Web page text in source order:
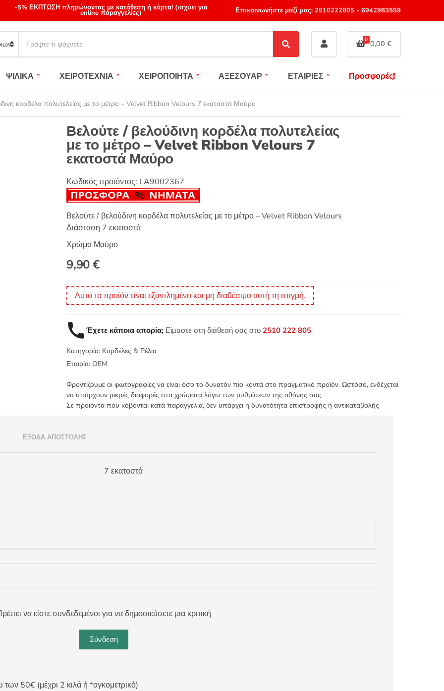
-5% ΕΚΠΤΩΣΗ πληρώνοντας με κατάθεση ή κάρτα! (ισχύει για
online παραγγελίες) Επικοινωνήστε μαζί μας: 2510222805- 6942983559
a
c
h
p
S
e
c
0 0,00 €
ΨΙΛΙΚΑ ΧΕΙΡΟΤΕΧΝΙΑ ΧΕΙΡΟΠΟΙΗΤΑ ΑΞΕΣΟΥΑΡ ΕΤΑΙΡΙΕΣ Προσφορές!
κορδέλα πολυτελείας με το μέτρο – Velvet Ribbon Velours 7 εκατοστά Μαύρο
Βελούτε / βελούδινη κορδέλα πολυτελείας
με το μέτρο – Velvet Ribbon Velours 7
εκατοστά Μαύρο
Κωδικός προϊόντος: LA9002367
Βελούτε / βελούδινη κορδέλα πολυτελείας με το μέτρο – Velvet Ribbon Velours
Διάσταση 7 εκατοστά
Χρώμα Μαύρο
9,90€
Αυτό το προϊόν είναι εξαντλημένο και μη διαθέσιμο αυτή τη στιγμή.
Έχετε κάποια απορία; Είμαστε στη διάθεσή σας στο 2510 222 805
Κατηγορία: Κορδέλες & Ρέλια
Εταιρία: OEM
Φροντίζουμε οι φωτογραφίες να είναι όσο το δυνατόν πιο κοντά στο πραγματικό προϊόν. Ωστόσο, ενδέχεται
να υπάρχουν μικρές διαφορές στα χρώματα λόγω των ρυθμίσεων της οθόνης σας.
Σε προιόντα που κόβονται κατά παραγγελία, δεν υπάρχει η δυνατότητα επιστροφής ή αντικαταβολής
ΈΞΟΔΑ ΑΠΟΣΤΟΛΉΣ
7 εκατοστά
να είστε συνδεδεμένοι για να δημοσιεύσετε μια κριτική
Σύνδεση
50€ (μέχρι 2 κιλά ή *ογκομετρικό)